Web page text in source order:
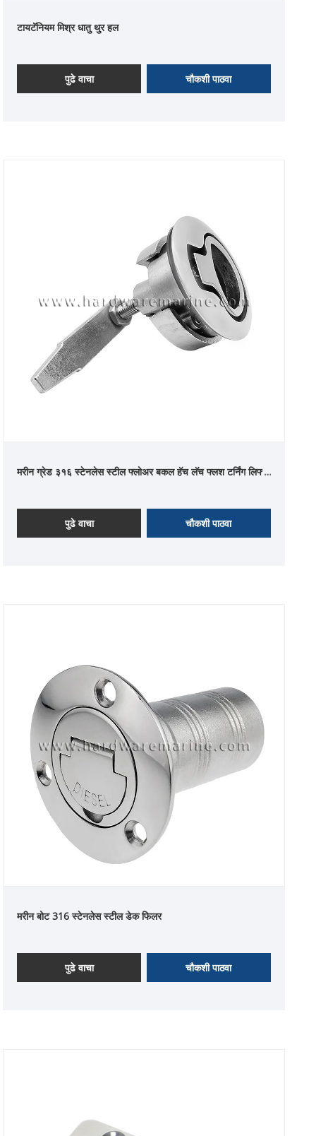
टायटॅनियम मिश्र धातु थुर हल
पुढे वाचा चौकशी पाठवा
मरीन ग्रेड ३१६ स्टेनलेस स्टील फ्लोअर बकल हॅच लॅच फ्लश टर्निंग लिफ्ट
पुढे वाचा चौकशी पाठवा
मरीन बोट 316 स्टेनलेस स्टील डेक फिलर
पुढे वाचा चौकशी पाठवा